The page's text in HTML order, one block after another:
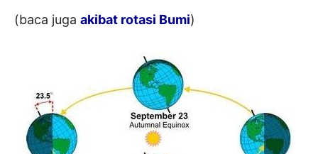
(baca juga akibat rotasi Bumi)